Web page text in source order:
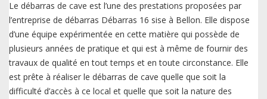
Le débarras de cave est l’une des prestations proposées par
l’entreprise de débarras Débarras 16 sise à Bellon. Elle dispose
d’une équipe expérimentée en cette matière qui possède de
plusieurs années de pratique et qui est à même de fournir des
travaux de qualité en tout temps et en toute circonstance. Elle
est prête à réaliser le débarras de cave quelle que soit la
difficulté d’accès à ce local et quelle que soit la nature des